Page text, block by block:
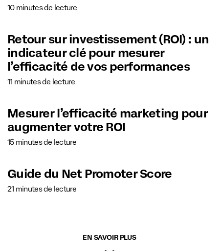
10 minutes de lecture
Retour sur investissement (ROI) : un
indicateur clé pour mesurer
l’efficacité de vos performances
11 minutes de lecture
Mesurer l’efficacité marketing pour
augmenter votre ROI
15 minutes de lecture
Guide du Net Promoter Score
21 minutes de lecture
EN SAVOIR PLUS